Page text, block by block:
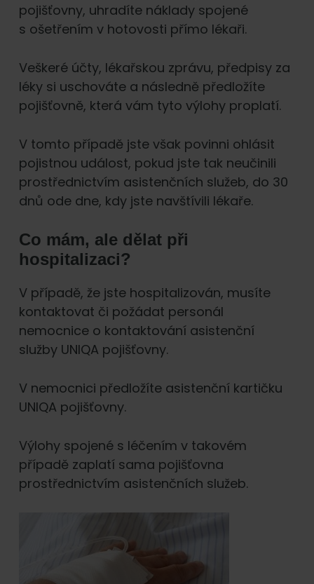
pojišťovny, uhradíte náklady spojené
s ošetřením v hotovosti přímo lékaři.
Veškeré účty, lékařskou zprávu, předpisy za
léky si uschováte a následně předložíte
pojišťovně, která vám tyto výlohy proplatí.
V tomto případě jste však povinni ohlásit
pojistnou událost, pokud jste tak neučinili
prostřednictvím asistenčních služeb, do 30
dnů ode dne, kdy jste navštívili lékaře.
Co mám, ale dělat při
hospitalizaci?
V případě, že jste hospitalizován, musíte
kontaktovat či požádat personál
nemocnice o kontaktování asistenční
služby UNIQA pojišťovny.
V nemocnici předložíte asistenční kartičku
UNIQA pojišťovny.
Výlohy spojené s léčením v takovém
případě zaplatí sama pojišťovna
prostřednictvím asistenčních služeb.